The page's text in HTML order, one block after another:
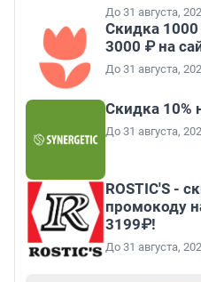
До 31 августа,
Скидка
3000 ₽ на
До 31 августа,
Скидка 10%
До 31 августа,
ROSTIC'S -
промокоду
3199₽!
До 31 августа,